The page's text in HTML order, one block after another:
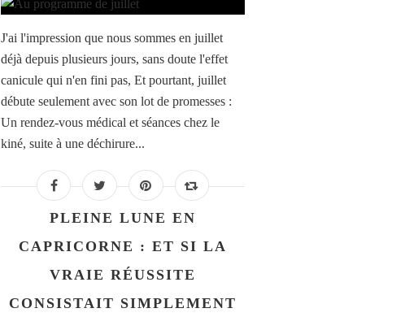
J'ai l'impression que nous sommes en juillet
déjà depuis plusieurs jours, sans doute l'effet
canicule qui n'en fini pas, Et pourtant, juillet
débute seulement avec son lot de promesses :
Un rendez-vous médical et séances chez le
kiné, suite à une déchirure...
PLEINE LUNE EN
CAPRICORNE : ET SI LA
VRAIE RÉUSSITE
CONSISTAIT SIMPLEMENT